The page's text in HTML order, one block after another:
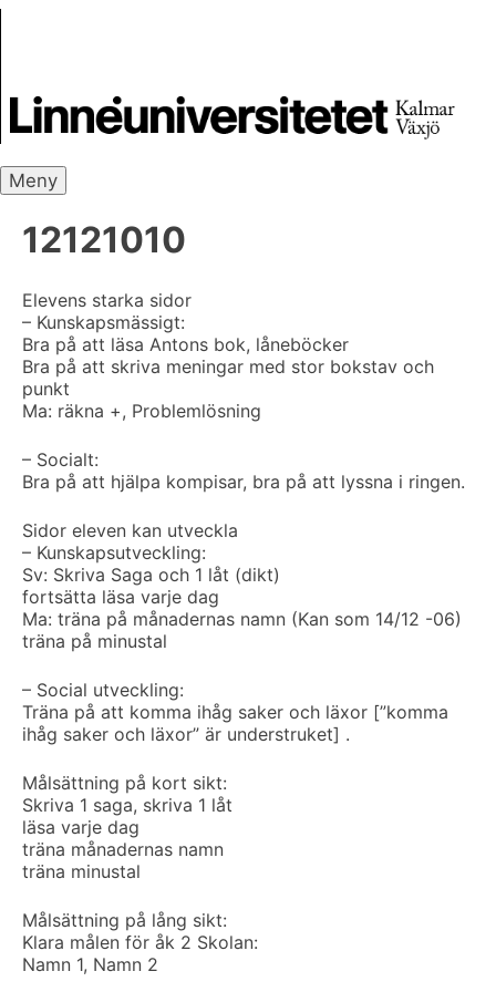
Meny
12121010
Elevens starka sidor
– Kunskapsmässigt:
Bra på att läsa Antons bok, låneböcker
Bra på att skriva meningar med stor bokstav och
punkt
Ma: räkna +, Problemlösning
– Socialt:
Bra på att hjälpa kompisar, bra på att lyssna i ringen.
Sidor eleven kan utveckla
– Kunskapsutveckling:
Sv: Skriva Saga och 1 låt (dikt)
fortsätta läsa varje dag
Ma: träna på månadernas namn (Kan som 14/12 -06)
träna på minustal
– Social utveckling:
Träna på att komma ihåg saker och läxor [”komma
ihåg saker och läxor” är understruket] .
Målsättning på kort sikt:
Skriva 1 saga, skriva 1 låt
läsa varje dag
träna månadernas namn
träna minustal
Målsättning på lång sikt:
Klara målen för åk 2 Skolan:
Namn 1, Namn 2